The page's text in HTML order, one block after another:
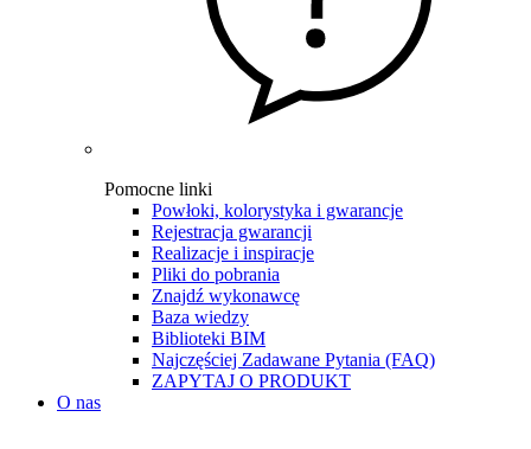
Pomocne linki
Powłoki, kolorystyka i gwarancje
Rejestracja gwarancji
Realizacje i inspiracje
Pliki do pobrania
Znajdź wykonawcę
Baza wiedzy
Biblioteki BIM
Najczęściej Zadawane Pytania (FAQ)
ZAPYTAJ O PRODUKT
O nas